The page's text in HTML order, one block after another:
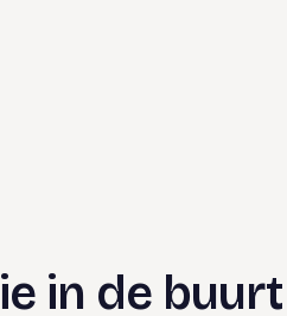
in de buurt